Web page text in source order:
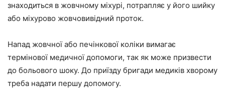
знаходиться в жовчному міхурі, потрапляє у його шийку
або міхурово жовчовивідний проток.
Напад жовчної або печінкової коліки вимагає
термінової медичної допомоги, так як може призвести
до больового шоку. До приїзду бригади медиків хворому
треба надати першу допомогу.